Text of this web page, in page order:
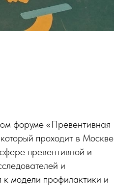
форуме «Превентивная
проходит в Москве
превентивной и
и
к модели профилактики и